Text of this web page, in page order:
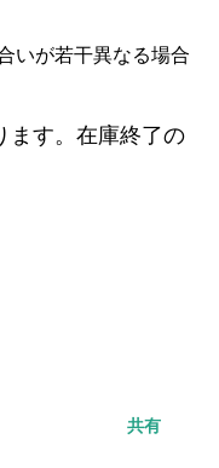
いが若干異なる場合
ます。在庫終了の
共有